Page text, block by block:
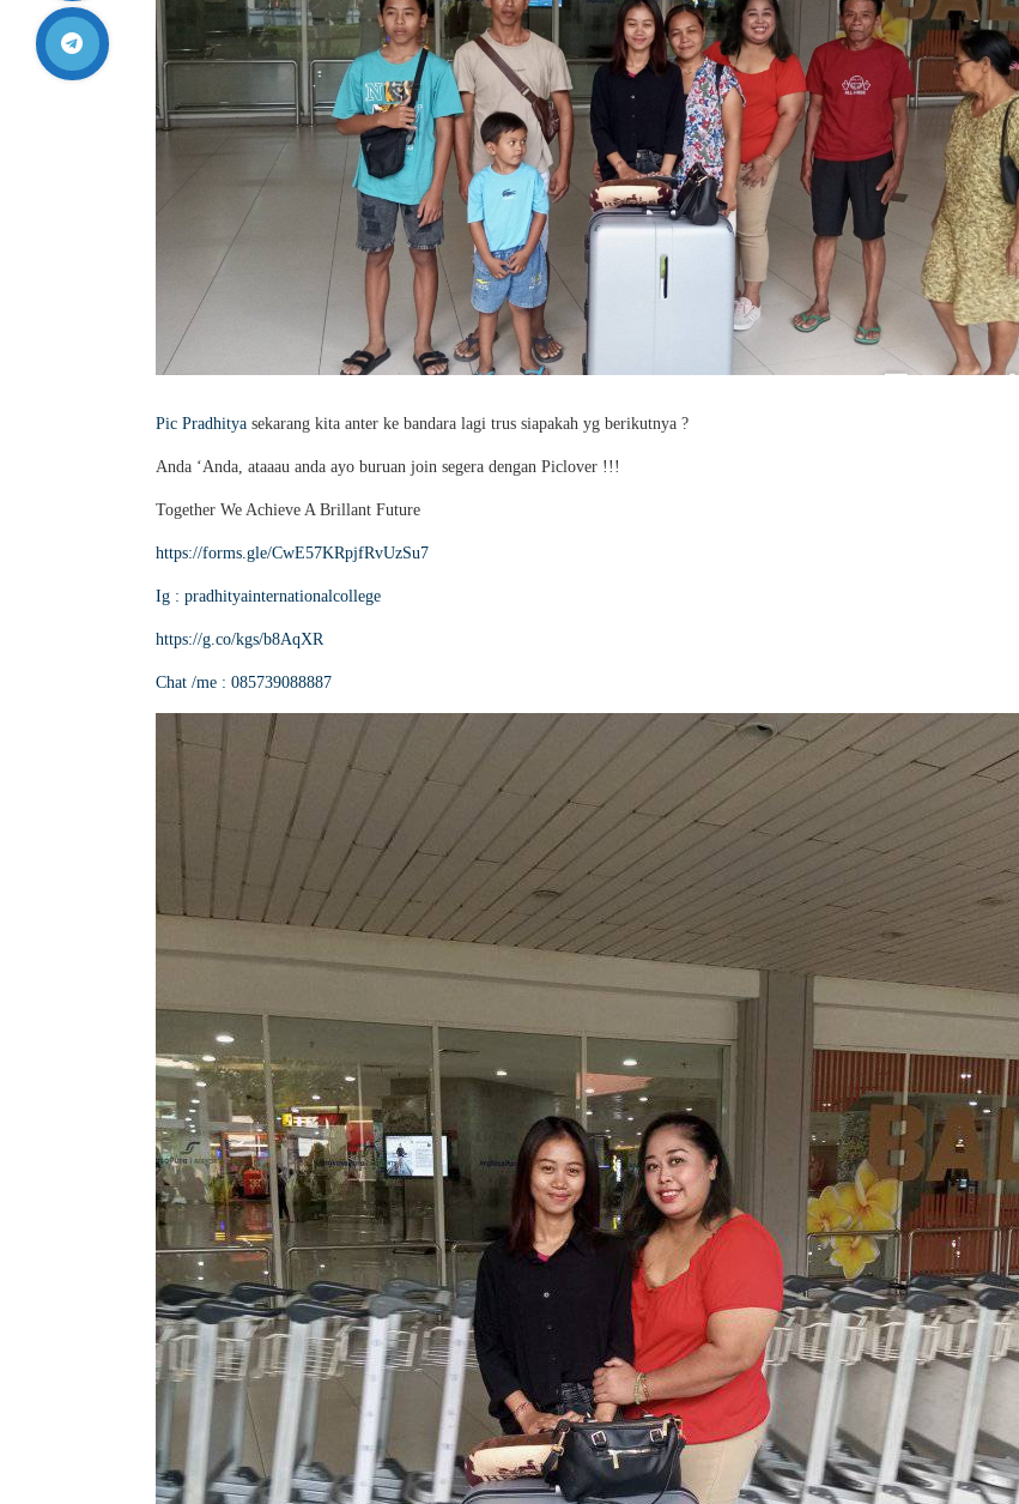
Pic Pradhitya sekarang kita anter ke bandara lagi trus siapakah yg berikutnya ?
Anda ‘Anda, ataaau anda ayo buruan join segera dengan Piclover !!!
Together We Achieve A Brillant Future
https://forms.gle/CwE57KRpjfRvUzSu7
Ig : pradhityainternationalcollege
https://g.co/kgs/b8AqXR
Chat /me : 085739088887